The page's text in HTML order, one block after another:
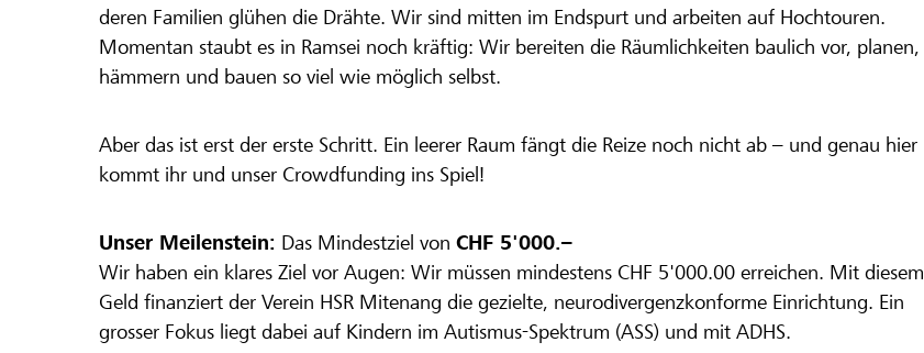
deren Familien glühen die Drähte. Wir sind mitten im Endspurt und arbeiten auf Hochtouren.
Momentan staubt es in Ramsei noch kräftig: Wir bereiten die Räumlichkeiten baulich vor, planen,
hämmern und bauen so viel wie möglich selbst.
Aber das ist erst der erste Schritt. Ein leerer Raum fängt die Reize noch nicht ab – und genau hier
kommt ihr und unser Crowdfunding ins Spiel!
Unser Meilenstein: Das Mindestziel von CHF 5'000.–
Wir haben ein klares Ziel vor Augen: Wir müssen mindestens CHF 5'000.00 erreichen. Mit diesem
Geld finanziert der Verein HSR Mitenang die gezielte, neurodivergenzkonforme Einrichtung. Ein
grosser Fokus liegt dabei auf Kindern im Autismus-Spektrum (ASS) und mit ADHS.